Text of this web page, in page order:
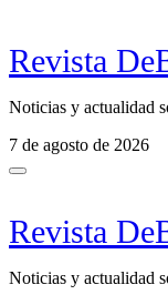
Revista
Noticias y actualidad
7 de agosto de 2026
Revista
Noticias y actualidad